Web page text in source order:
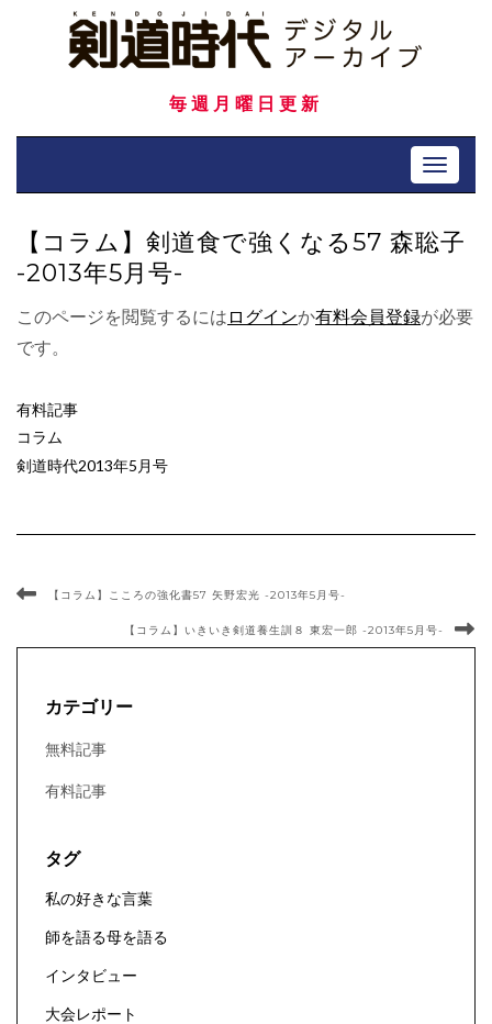
毎週月曜日更新
Toggle
【コラム】剣道食で強くなる57 森聡子
-2013年5月号-
このページを閲覧するには ログインか有料会員登録が必要
です。
有料記事
コラム
剣道時代2013年5月号
【コラム】こころの強化書57 矢野宏光 -2013年5月号-
【コラム】いきいき剣道養生訓８ 東宏一郎 -2013年5月号-
カテゴリー
無料記事
有料記事
タグ
私の好きな言葉
師を語る母を語る
インタビュー
大会レポート